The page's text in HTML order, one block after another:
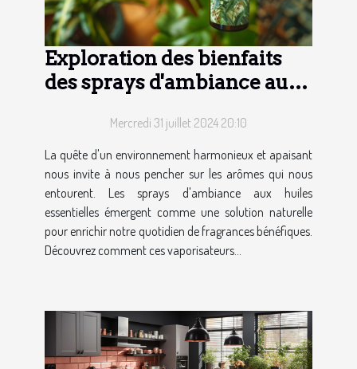
Exploration des bienfaits
des sprays d'ambiance aux
Mercredi 31 juillet 2024 20:10
La quête d'un environnement harmonieux et apaisant
nous invite à nous pencher sur les arômes qui nous
entourent. Les sprays d'ambiance aux huiles
essentielles émergent comme une solution naturelle
pour enrichir notre quotidien de fragrances bénéfiques.
Découvrez comment ces vaporisateurs...